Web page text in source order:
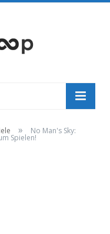
» No Man's Sky:
Spielen!